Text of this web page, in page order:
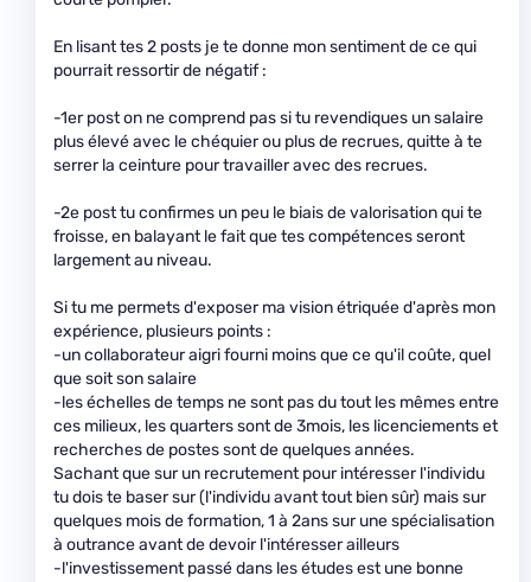
En lisant tes 2 posts je te donne mon sentiment de ce qui
pourrait ressortir de négatif :
-1er post on ne comprend pas si tu revendiques un salaire
plus élevé avec le chéquier ou plus de recrues, quitte à te
serrer la ceinture pour travailler avec des recrues.
-2e post tu confirmes un peu le biais de valorisation qui te
froisse, en balayant le fait que tes compétences seront
largement au niveau.
Si tu me permets d'exposer ma vision étriquée d'après mon
expérience, plusieurs points :
-un collaborateur aigri fourni moins que ce qu'il coûte, quel
que soit son salaire
-les échelles de temps ne sont pas du tout les mêmes entre
ces milieux, les quarters sont de 3mois, les licenciements et
recherches de postes sont de quelques années.
Sachant que sur un recrutement pour intéresser l'individu
tu dois te baser sur (l'individu avant tout bien sûr) mais sur
quelques mois de formation, 1 à 2ans sur une spécialisation
à outrance avant de devoir l'intéresser ailleurs
-l'investissement passé dans les études est une bonne